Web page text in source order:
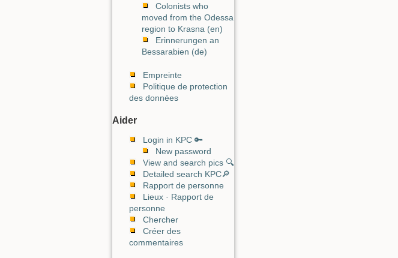
Colonists who
moved from the Odessa
region to Krasna (en)
Erinnerungen an
Bessarabien (de)
Empreinte
Politique de protection
des données
Aider
Login in KPC 🔑
New password
View and search pics 🔍
Detailed search KPC🔎
Rapport de personne
Lieux · Rapport de
personne
Chercher
Créer des
commentaires